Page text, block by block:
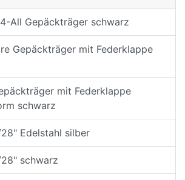
All Gepäckträger schwarz
Gepäckträger mit Federklappe
mit Federklappe
schwarz
Edelstahl silber
schwarz